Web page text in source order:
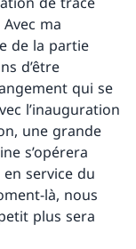
ma
de la partie
d’être
qui se
l’inauguration
une grande
s’opérera
service du
là, nous
plus sera